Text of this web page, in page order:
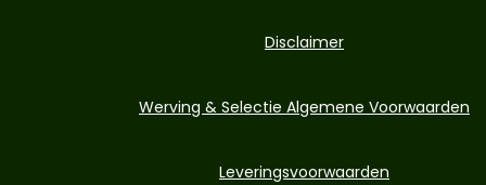
Disclaimer
Werving & Selectie Algemene Voorwaarden
Leveringsvoorwaarden